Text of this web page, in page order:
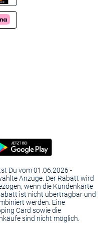
Du vom 01.06.2026 -
Anzüge. Der Rabatt wird
wenn die Kundenkarte
ist nicht übertragbar und
werden. Eine
Card sowie die
sind nicht möglich.